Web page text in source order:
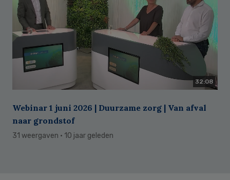
32:08
Webinar 1 juni 2026 | Duurzame zorg | Van afval
naar grondstof
31 weergaven · 10 jaar geleden